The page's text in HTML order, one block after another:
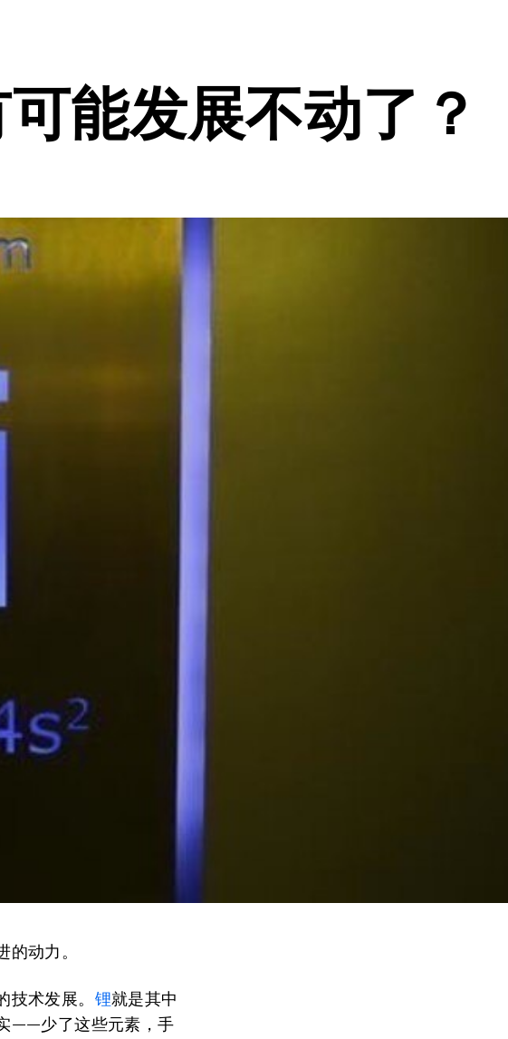
能发展不动了？
动力。
术发展。 锂就是其中
——少了这些元素，手